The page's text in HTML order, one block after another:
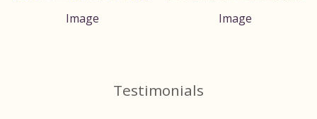
Image Image
Testimonials